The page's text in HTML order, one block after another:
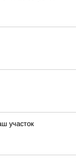
участок